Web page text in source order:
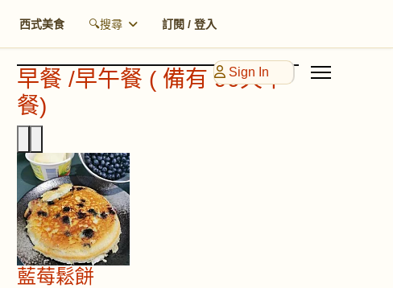
西式美食 🔍搜尋 訂閱 / 登入
Sign In
早餐 /早午餐 ( 備有 90天早
餐)
藍莓鬆餅